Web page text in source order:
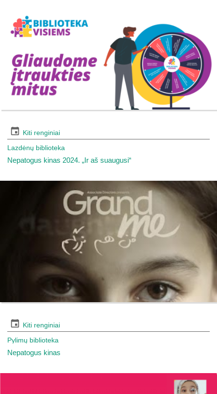
Kiti renginiai
Lazdėnų biblioteka
Nepatogus kinas 2024. „Ir aš suaugusi“
Kiti renginiai
Pylimų biblioteka
Nepatogus kinas